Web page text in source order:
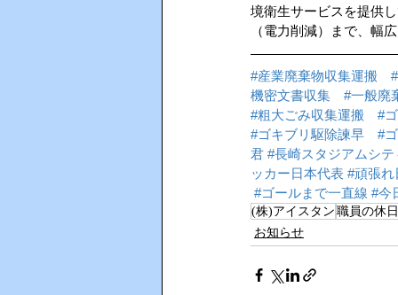
境衛生サービスを提供
（電力削減）まで、幅
#産業廃棄物収集運搬
機密文書収集
#一般廃
#粗大ごみ収集運搬
#
#ゴキブリ駆除諫早
#
君 #長崎スタジアムシテ
ッカー日本代表 #頑張れ
#ゴールまで一直線 #今
(株)アイスタン 職員の休日
お知らせ